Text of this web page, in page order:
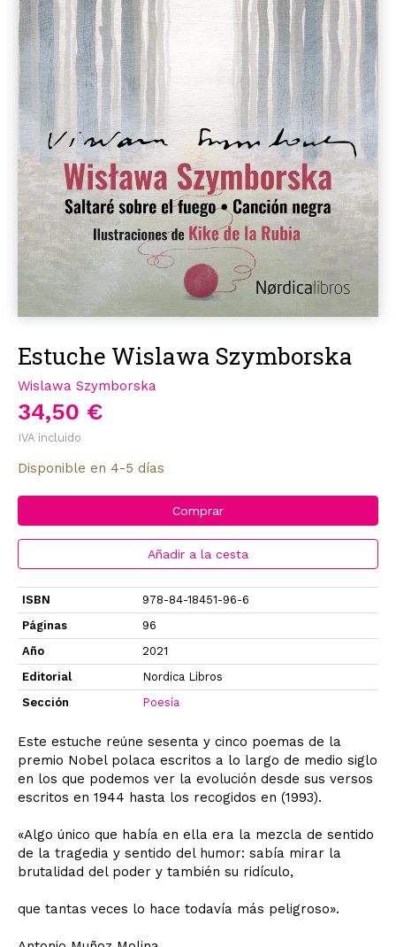
Estuche Wislawa Szymborska
Wislawa Szymborska
34,50 €
IVA incluido
Disponible en 4-5 días
Comprar
Añadir a la cesta
ISBN
978-84-18451-96-6
Páginas
96
Año
2021
Editorial
Nordica Libros
Sección
Poesía
Este estuche reúne sesenta y cinco poemas de la
premio Nobel polaca escritos a lo largo de medio siglo
en los que podemos ver la evolución desde sus versos
escritos en 1944 hasta los recogidos en (1993).
«Algo único que había en ella era la mezcla de sentido
de la tragedia y sentido del humor: sabía mirar la
brutalidad del poder y también su ridículo,
que tantas veces lo hace todavía más peligroso».